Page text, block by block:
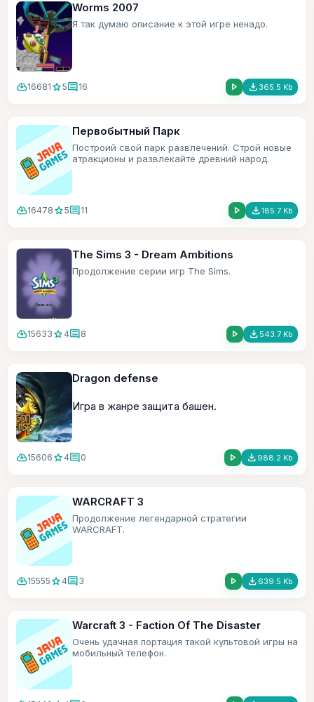
Worms 2007
Я так думаю описание к этой игре ненадо.
cloud_download16681 star5comment16 play_arrow file_download 365.5 Kb
Первобытный Парк
Построий свой парк развлечений. Строй новые
атракционы и развлекайте древний народ.
cloud_download16478 star5comment11 play_arrow file_download185.7 Kb
The Sims 3 - Dream Ambitions
Продолжение серии игр The Sims.
cloud_download15633 star 4comment8 play_arrow file_download 543.7 Kb
Dragon defense
Игра в жанре защита башен.
cloud_download15606 star 4comment0 play_arrow file_download 988.2 Kb
WARCRAFT 3
Продолжение легендарной стратегии
WARCRAFT.
cloud_download15555 star 4comment3 play_arrow file_download 639.5 Kb
Warcraft 3 - Faction Of The Disaster
Очень удачная портация такой культовой игры на
мобильный телефон.